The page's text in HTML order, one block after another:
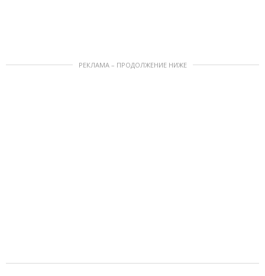
РЕКЛАМА – ПРОДОЛЖЕНИЕ НИЖЕ